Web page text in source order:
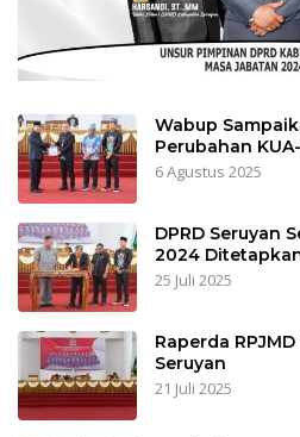
Wabup
Perubahan
6 Agustus 2025
DPRD Seruyan
2024
25 Juli 2025
Raperda
Seruyan
21 Juli 2025